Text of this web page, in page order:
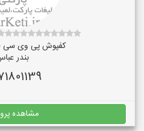
کفپوش پی وی سی
بندر
مشاهده